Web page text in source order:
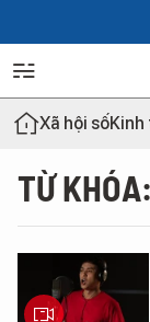
Xã hội sốKinh
TỪ